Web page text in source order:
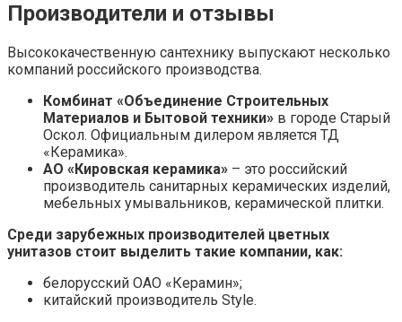
Производители и отзывы
Высококачественную сантехнику выпускают несколько
компаний российского производства.
Комбинат «Объединение Строительных
Материалов и Бытовой техники» в городе Старый
Оскол. Официальным дилером является ТД
«Керамика».
АО «Кировская керамика» – это российский
производитель санитарных керамических изделий,
мебельных умывальников, керамической плитки.
Среди зарубежных производителей цветных
унитазов стоит выделить такие компании, как:
белорусский ОАО «Керамин»;
китайский производитель Style.